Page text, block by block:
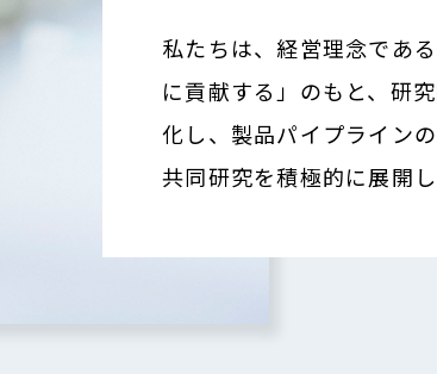
私たちは、経営理念であ
に貢献する」のもと、研
化し、製品パイプライン
共同研究を積極的に展開し